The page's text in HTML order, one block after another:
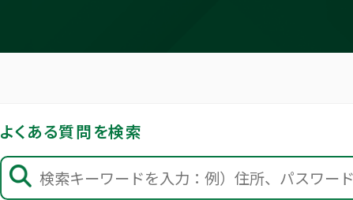
よくある質問を検索